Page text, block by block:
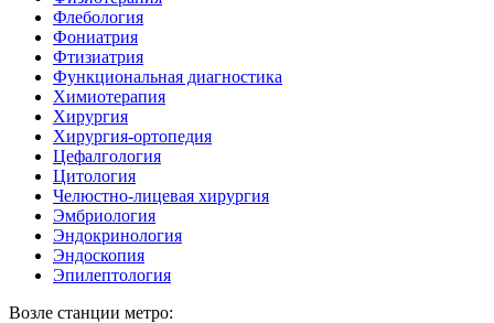
Флебология
Фониатрия
Фтизиатрия
Функциональная диагностика
Химиотерапия
Хирургия
Хирургия-ортопедия
Цефалгология
Цитология
Челюстно-лицевая хирургия
Эмбриология
Эндокринология
Эндоскопия
Эпилептология
Возле станции метро: